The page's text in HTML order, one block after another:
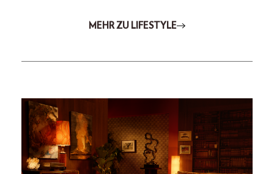
MEHR ZU LIFESTYLE